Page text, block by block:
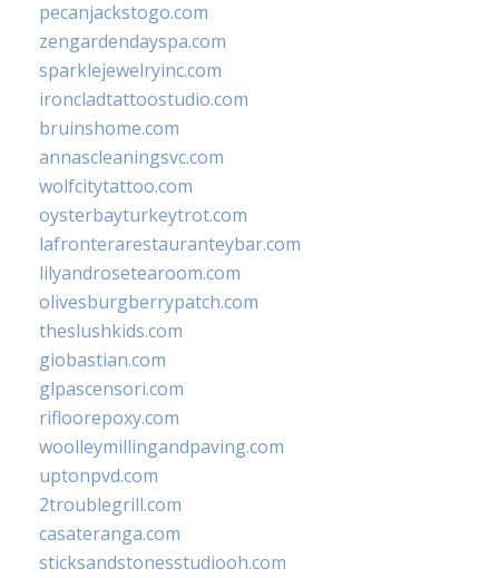
pecanjackstogo.com
zengardendayspa.com
sparklejewelryinc.com
ironcladtattoostudio.com
bruinshome.com
annascleaningsvc.com
wolfcitytattoo.com
oysterbayturkeytrot.com
lafronterarestauranteybar.com
lilyandrosetearoom.com
olivesburgberrypatch.com
theslushkids.com
giobastian.com
glpascensori.com
rifloorepoxy.com
woolleymillingandpaving.com
uptonpvd.com
2troublegrill.com
casateranga.com
sticksandstonesstudiooh.com